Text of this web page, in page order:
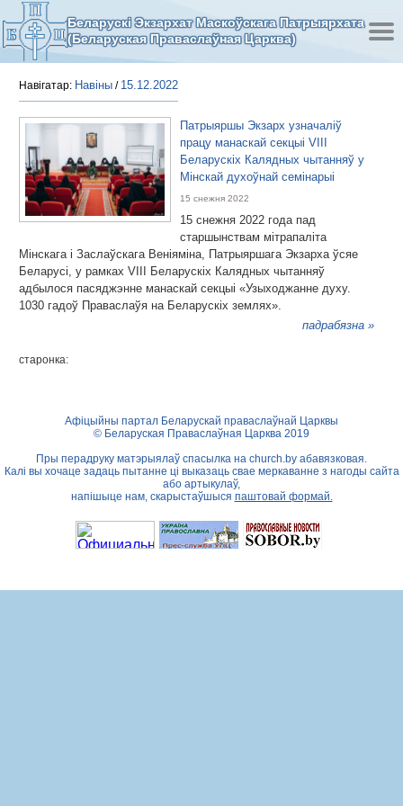
Беларускі Экзархат Маскоўскага Патрыярхата
(Беларуская Праваслаўная Царква)
Навігатар: Навіны / 15.12.2022
Патрыяршы Экзарх узначаліў
працу манаскай секцыі VIII
Беларускіх Калядных чытанняў у
Мінскай духоўнай семінарыі
15 снежня 2022
15 снежня 2022 года пад
старшынствам мітрапаліта
Мінскага і Заслаўскага Веніяміна, Патрыяршага Экзарха ўсяе
Беларусі, у рамках VIII Беларускіх Калядных чытанняў
адбылося пасяджэнне манаскай секцыі «Узыходжанне духу.
1030 гадоў Праваслаўя на Беларускіх землях».
падрабязна »
старонка:
Афіцыйны партал Беларускай праваслаўнай Царквы
© Беларуская Праваслаўная Царква 2019
Пры перадруку матэрыялаў спасылка на church.by абавязковая.
Калі вы хочаце задаць пытанне ці выказаць свае меркаванне з нагоды сайта
або артыкулаў,
напішыце нам, скарыстаўшыся паштовай формай.